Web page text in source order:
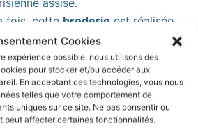
Cookies
expérience possible, nous utilisons des
pour stocker et/ou accéder aux
En acceptant ces technologies, vous nous
telles que votre comportement de
uniques sur ce site. Ne pas consentir ou
peut affecter certaines fonctionnalités.
assise.
fois, cette broderie est réalisée
doublé d’uncoton imprimé
et apporte une touche de
est idéal pour ranger vos